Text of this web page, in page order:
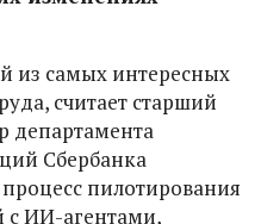
из самых интересных
считает старший
департамента
Сбербанка
пилотирования
с ИИ-агентами,